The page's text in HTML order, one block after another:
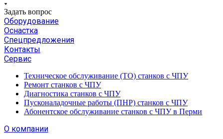
Задать вопрос
Оборудование
Оснастка
Спецпредложения
Контакты
Сервис
Техническое обслуживание (ТО) станков с ЧПУ
Ремонт станков с ЧПУ
Диагностика станков с ЧПУ
Пусконаладочные работы (ПНР) станков с ЧПУ
Абонентское обслуживание станков с ЧПУ в Перми
О компании